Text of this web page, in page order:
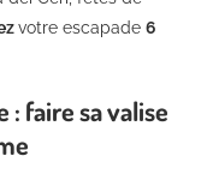
votre escapade 6
: faire sa valise